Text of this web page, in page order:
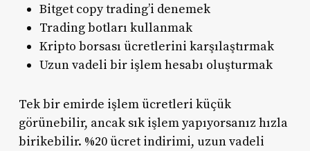
Bitget copy trading’i denemek
Trading botları kullanmak
Kripto borsası ücretlerini karşılaştırmak
Uzun vadeli bir işlem hesabı oluşturmak
Tek bir emirde işlem ücretleri küçük
görünebilir, ancak sık işlem yapıyorsanız hızla
birikebilir. %20 ücret indirimi, uzun vadeli